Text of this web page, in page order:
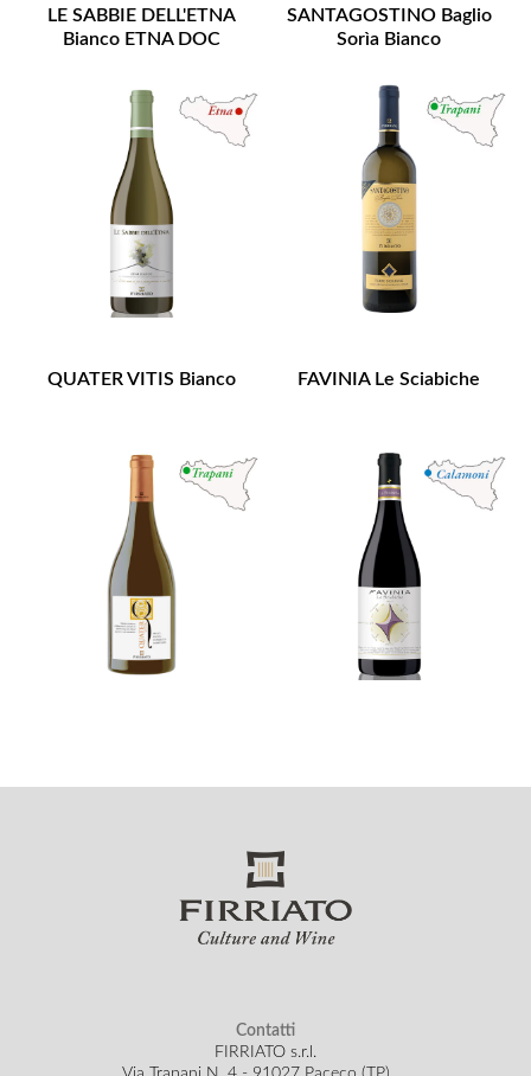
LE SABBIE DELL'ETNA
Bianco ETNA DOC
SANTAGOSTINO Baglio
Sorìa Bianco
QUATER VITIS Bianco FAVINIA Le Sciabiche
Contatti
FIRRIATO s.r.l.